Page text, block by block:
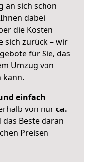
an sich schon
dabei
die Kosten
sich zurück – wir
für Sie, das
Umzug von
kann.
einfach
von nurca.
Beste daran
Preisen